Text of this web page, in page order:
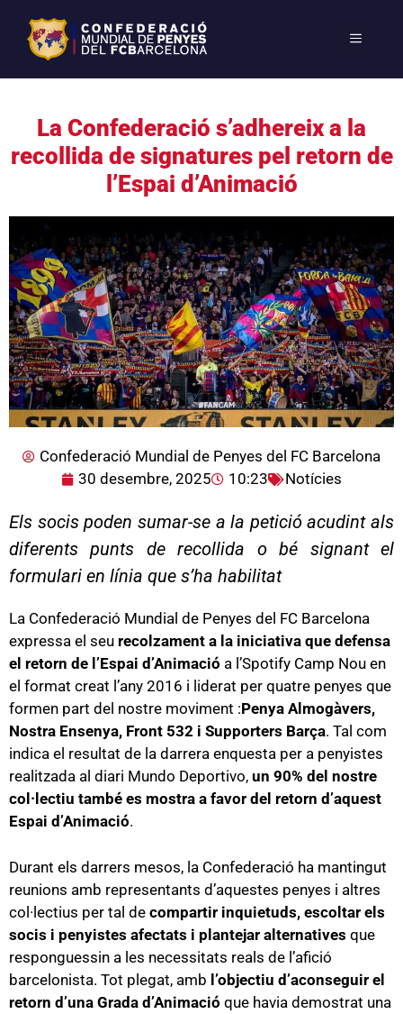
La Confederació s’adhereix a la
recollida de signatures pel retorn de
l’Espai d’Animació
Confederació Mundial de Penyes del FC Barcelona
30 desembre, 2025
10:23 Notícies
Els socis poden sumar-se a la petició acudint als
diferents punts de recollida o bé signant el
formulari en línia que s’ha habilitat
La Confederació Mundial de Penyes del FC Barcelona
expressa el seu recolzament a la iniciativa que defensa
el retorn de l’Espai d’Animació a l’Spotify Camp Nou en
el format creat l’any 2016 i liderat per quatre penyes que
formen part del nostre moviment :Penya Almogàvers,
Nostra Ensenya, Front 532 i Supporters Barça. Tal com
indica el resultat de la darrera enquesta per a penyistes
realitzada al diari Mundo Deportivo, un 90% del nostre
col·lectiu també es mostra a favor del retorn d’aquest
Espai d’Animació.
Durant els darrers mesos, la Confederació ha mantingut
reunions amb representants d’aquestes penyes i altres
col·lectius per tal de compartir inquietuds, escoltar els
socis i penyistes afectats i plantejar alternatives que
responguessin a les necessitats reals de l’afició
barcelonista. Tot plegat, amb l’objectiu d’aconseguir el
retorn d’una Grada d’Animació que havia demostrat una